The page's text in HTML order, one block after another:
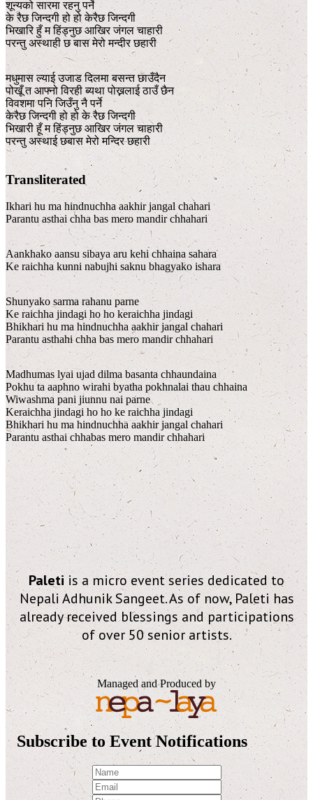
शून्यको सारमा रहनु पर्ने
के रैछ जिन्दगी हो हो केरैछ जिन्दगी
भिखारि हुँ म हिंड्नुछ आखिर जंगल चाहारी
परन्तु अस्थाही छ बास मेरो मन्दीर छहारी
मधुमास ल्याई उजाड दिलमा बसन्त छाउँदैन
पोखूँ त आफ्नो विरही ब्यथा पोख्नलाई ठाउँ छैन
विवशमा पनि जिउँनु नै पर्ने
केरैछ जिन्दगी हो हो के रैछ जिन्दगी
भिखारी हूँ म हिंड्नुछ आखिर जंगल चाहारी
परन्तु अस्थाई छबास मेरो मन्दिर छहारी
Transliterated
Ikhari hu ma hindnuchha aakhir jangal chahari
Parantu asthai chha bas mero mandir chhahari
Aankhako aansu sibaya aru kehi chhaina sahara
Ke raichha kunni nabujhi saknu bhagyako ishara
Shunyako sarma rahanu parne
Ke raichha jindagi ho ho keraichha jindagi
Bhikhari hu ma hindnuchha aakhir jangal chahari
Parantu asthahi chha bas mero mandir chhahari
Madhumas lyai ujad dilma basanta chhaundaina
Pokhu ta aaphno wirahi byatha pokhnalai thau chhaina
Wiwashma pani jiunnu nai parne
Keraichha jindagi ho ho ke raichha jindagi
Bhikhari hu ma hindnuchha aakhir jangal chahari
Parantu asthai chhabas mero mandir chhahari
Paleti is a micro event series dedicated to
Nepali Adhunik Sangeet. As of now, Paleti has
already received blessings and participations
of over 50 senior artists.
Managed and Produced by
Subscribe to Event Notifications